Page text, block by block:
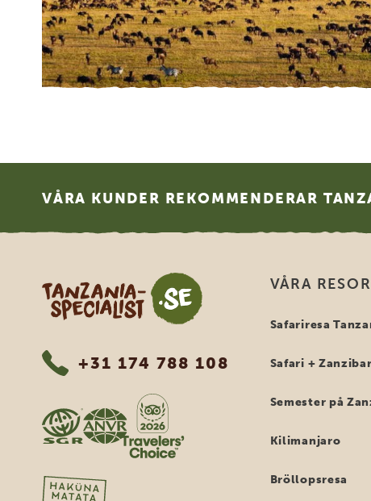
VÅRA KUNDER REKOMMENDERAR
Tanzania Specialist
+31 174 788 108
VÅRA RESOR
Safariresa
Safari + Zanzibar
Semester på
Kilimanjaro
Bröllopsresa